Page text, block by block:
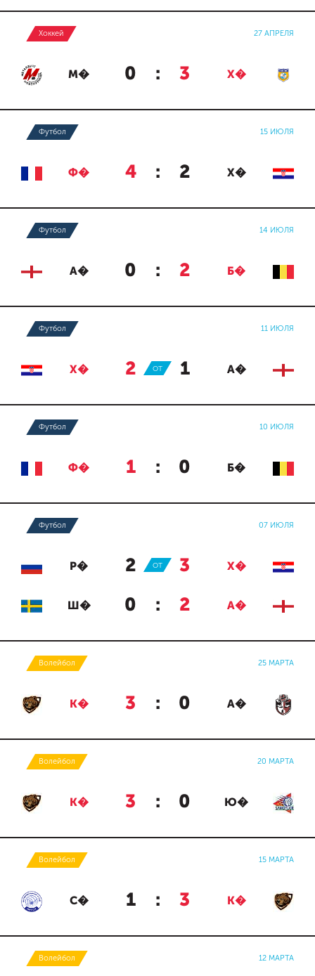
Хоккей 27 АПРЕЛЯ
М� 0 : 3 Х�
Футбол 15 ИЮЛЯ
Ф� 4 : 2 Х�
Футбол 14 ИЮЛЯ
А� 0 : 2 Б�
Футбол 11 ИЮЛЯ
Х� 2 : 1 А�
ОТ
Футбол 10 ИЮЛЯ
Ф� 1 : 0 Б�
Футбол 07 ИЮЛЯ
Р� 2 : 3 Х�
ОТ
Ш� 0 : 2 А�
Волейбол 25 МАРТА
К� 3 : 0 А�
Волейбол 20 МАРТА
К� 3 : 0 Ю�
Волейбол 15 МАРТА
С� 1 : 3 К�
Волейбол 12 МАРТА